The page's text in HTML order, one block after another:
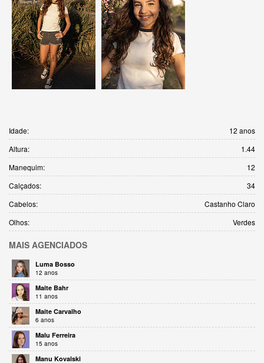
Idade:
12 anos
Altura:
1.44
Manequim:
12
Calçados:
34
Cabelos:
Castanho Claro
Olhos:
Verdes
MAIS AGENCIADOS
Luma Bosso
12 anos
Maite Bahr
11 anos
Maite Carvalho
6 anos
Malu Ferreira
15 anos
Manu Kovalski